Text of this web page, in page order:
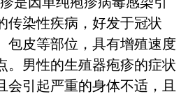
传染性疾病，好发于冠状
包皮等部位，具有增殖速度
。男性的生殖器疱疹的症状
会引起严重的身体不适，且